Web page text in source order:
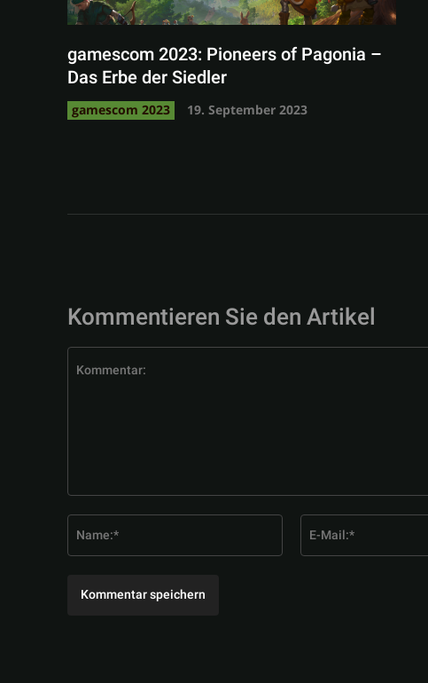
gamescom 2023: Pioneers of Pagonia –
Das Erbe der Siedler
gamescom 2023 19. September 2023
Kommentieren Sie den Artikel